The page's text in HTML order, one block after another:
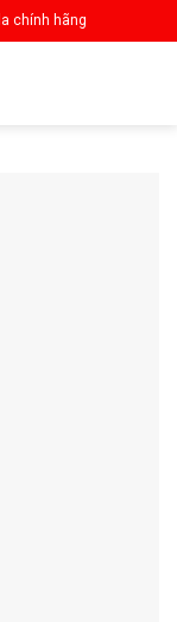
chính hãng